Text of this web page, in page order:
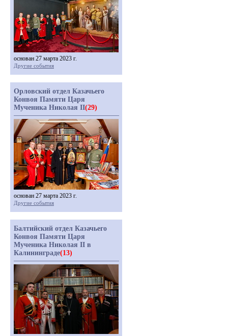
основан 27 марта 2023 г.
Другие события
Орловский отдел Казачьего
Конвоя Памяти Царя
Мученика Николая II(29)
основан 27 марта 2023 г.
Другие события
Балтийский отдел Казачьего
Конвоя Памяти Царя
Мученика Николая II в
Калининграде(13)